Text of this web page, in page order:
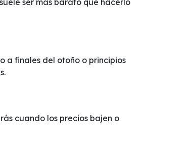
ser más barato que hacerlo
a finales del otoño o principios
cuando los precios bajen o